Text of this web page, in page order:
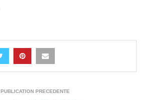
PUBLICATION PRÉCÉDENTE